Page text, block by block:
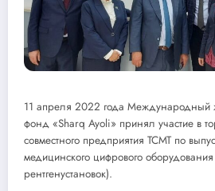
11 апреля 2022 года Международный
фонд «Sharq Ayoli» принял участие в
совместного предприятия ТСМТ по
медицинского цифрового
рентгенустановок).